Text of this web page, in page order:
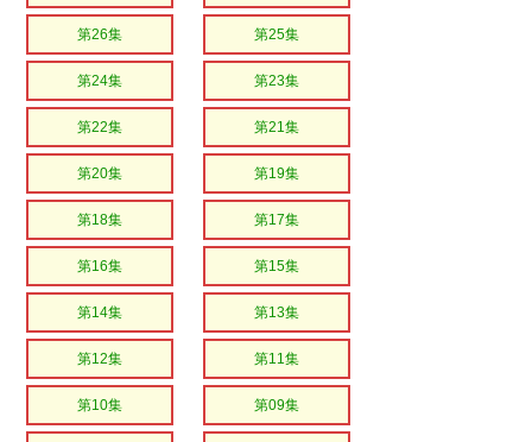
第26集 第25集
第24集 第23集
第22集 第21集
第20集 第19集
第18集 第17集
第16集 第15集
第14集 第13集
第12集 第11集
第10集 第09集